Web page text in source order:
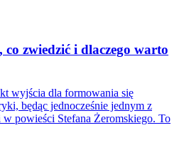
zwiedzić i dlaczego warto
wyjścia dla formowania się
będąc jednocześnie jednym z
powieści Stefana Żeromskiego. To